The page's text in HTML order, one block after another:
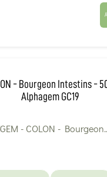
- Bourgeon Intestins -
Alphagem GC19